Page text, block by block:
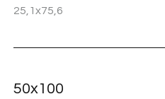
25,1x75,6
50x100